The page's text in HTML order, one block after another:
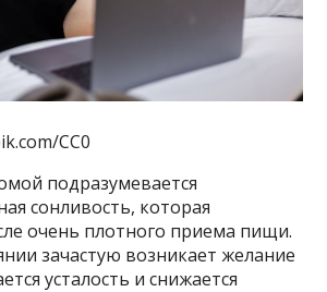
CC0
подразумевается
сонливость, которая
очень плотного приема пищи.
зачастую возникает желание
усталость и снижается